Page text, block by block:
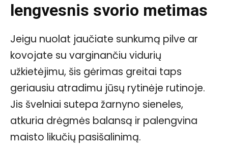
lengvesnis svorio metimas
Jeigu nuolat jaučiate sunkumą pilve ar
kovojate su varginančiu vidurių
užkietėjimu, šis gėrimas greitai taps
geriausiu atradimu jūsų rytinėje rutinoje.
Jis švelniai sutepa žarnyno sieneles,
atkuria drėgmės balansą ir palengvina
maisto likučių pasišalinimą.